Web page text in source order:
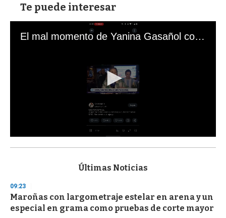
Te puede interesar
El mal momento de Yanina Gasañol con un hincha argentino en "Subrayado"
s
d
s
o
f
Últimas Noticias
09:23
Maroñas con largometraje estelar en arena y un
especial en grama como pruebas de corte mayor